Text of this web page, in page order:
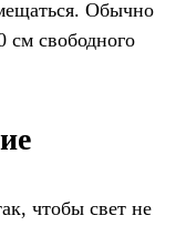
Обычно
см свободного
чтобы свет не